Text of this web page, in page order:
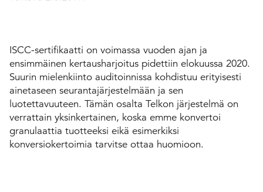
ISCC-sertifikaatti on voimassa vuoden ajan ja
ensimmäinen kertausharjoitus pidettiin elokuussa 2020.
Suurin mielenkiinto auditoinnissa kohdistuu erityisesti
ainetaseen seurantajärjestelmään ja sen
luotettavuuteen. Tämän osalta Telkon järjestelmä on
verrattain yksinkertainen, koska emme konvertoi
granulaattia tuotteeksi eikä esimerkiksi
konversiokertoimia tarvitse ottaa huomioon.